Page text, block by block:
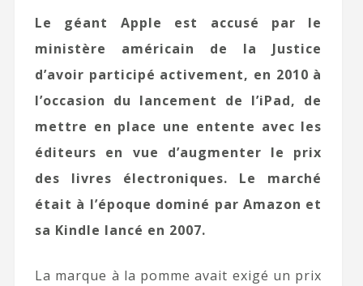
Le géant Apple est accusé par le
ministère américain de la Justice
d’avoir participé activement, en 2010 à
l’occasion du lancement de l’iPad, de
mettre en place une entente avec les
éditeurs en vue d’augmenter le prix
des livres électroniques. Le marché
était à l’époque dominé par Amazon et
sa Kindle lancé en 2007.
La marque à la pomme avait exigé un prix